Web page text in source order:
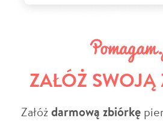
ZAŁÓŻ
Załóżdarmową zbiórkę